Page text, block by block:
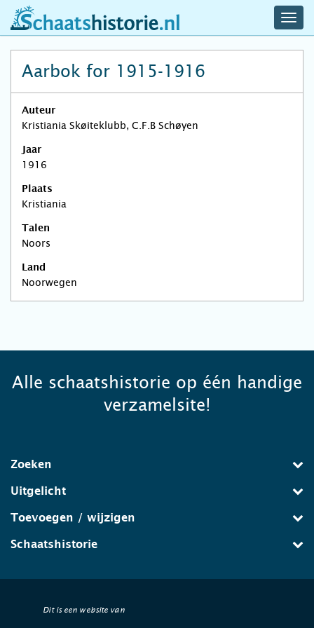
schaatshistorie.nl
Aarbok for 1915-1916
Auteur
Kristiania Skøiteklubb, C.F.B Schøyen
Jaar
1916
Plaats
Kristiania
Talen
Noors
Land
Noorwegen
Alle schaatshistorie op één handige
verzamelsite!
Zoeken
Uitgelicht
Toevoegen / wijzigen
Schaatshistorie
Dit is een website van